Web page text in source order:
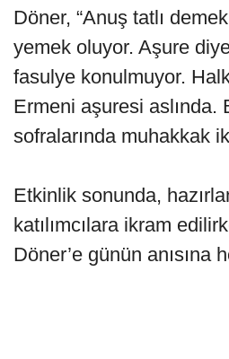
Döner, “Anuş tatlı
yemek oluyor. Aşure
fasulye konulmuyor.
Ermeni aşuresi aslında.
sofralarında muhakkak
Etkinlik sonunda,
katılımcılara ikram
Döner’e günün anısına